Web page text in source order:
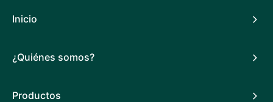
Inicio
¿Quiénes somos?
Productos